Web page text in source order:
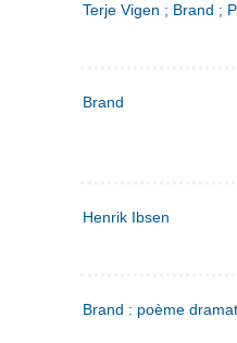
Terje Vigen ; Brand ;
Brand
Henrik Ibsen
Brand : poème